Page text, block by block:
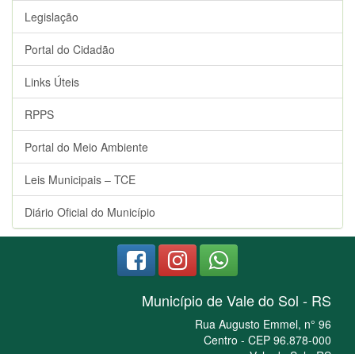
Legislação
Portal do Cidadão
Links Úteis
RPPS
Portal do Meio Ambiente
Leis Municipais – TCE
Diário Oficial do Município
Município de Vale do Sol - RS
Rua Augusto Emmel, n° 96
Centro - CEP 96.878-000